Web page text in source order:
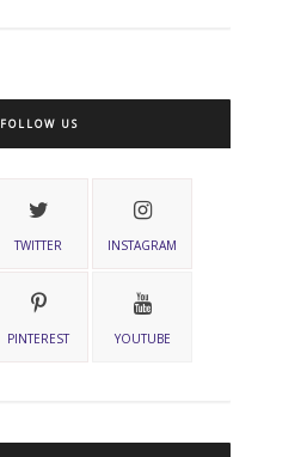
FOLLOW US
TWITTER INSTAGRAM
PINTEREST YOUTUBE